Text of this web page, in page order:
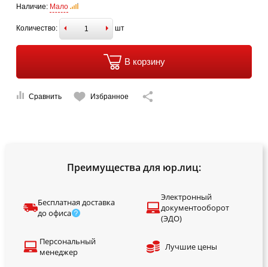
Наличие: Мало
Количество: шт
В корзину
Сравнить Избранное
Преимущества для юр.лиц:
Бесплатная доставка
до офиса
Электронный
документооборот
(ЭДО)
Персональный
менеджер
Лучшие цены